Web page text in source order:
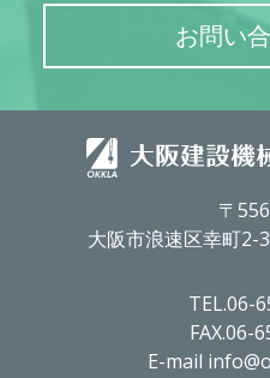
お問い
〒
大阪市浪速区幸町2-
TEL.06-
FAX.06-
E-mail